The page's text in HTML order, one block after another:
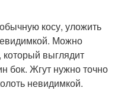
косу, уложить
Можно
который выглядит
бок. Жгут нужно точно
невидимкой.